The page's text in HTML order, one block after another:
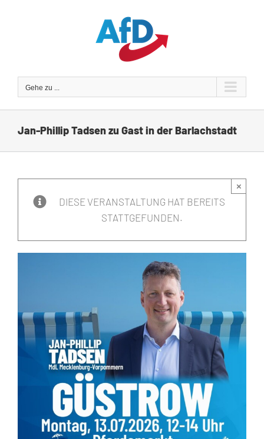
Gehe zu ...
Jan-Phillip Tadsen zu Gast in der Barlachstadt
DIESE VERANSTALTUNG HAT BEREITS
STATTGEFUNDEN.
×